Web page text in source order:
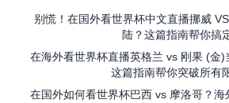
别慌！在国外看世界杯中文直播挪威
陆？这篇指南帮你搞
在海外看世界杯直播英格兰 vs 刚果 (金)
这篇指南帮你突破所有
在国外如何看世界杯巴西 vs 摩洛哥？